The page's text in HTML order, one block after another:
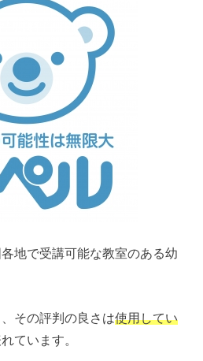
地で受講可能な教室のある幼
その評判の良さは使用してい
ています。